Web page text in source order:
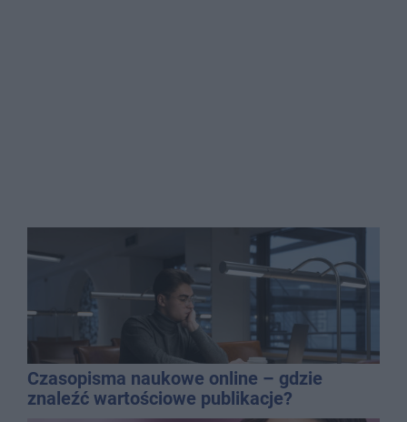
Czasopisma naukowe online – gdzie
znaleźć wartościowe publikacje?